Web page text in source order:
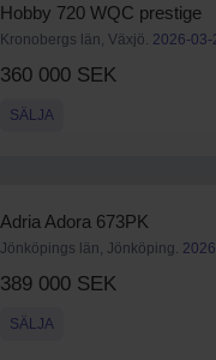
Hobby 720 WQC prestige
Kronobergs län, Växjö. 2026-03-
360 000 SEK
SÄLJA
Adria Adora 673PK
Jönköpings län, Jönköping.
389 000 SEK
SÄLJA